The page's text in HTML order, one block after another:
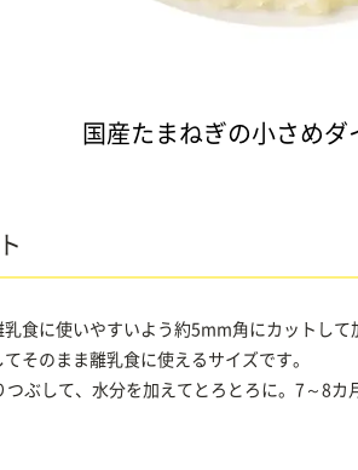
国産たまねぎの小さめダ
乳食に使いやすいよう約5mm角にカットし
そのまま離乳食に使えるサイズです。
つぶして、水分を加えてとろとろに。7～8